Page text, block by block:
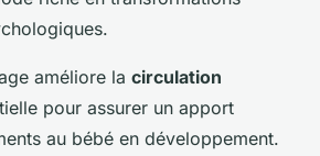
améliore la circulation
pour assurer un apport
au bébé en développement.